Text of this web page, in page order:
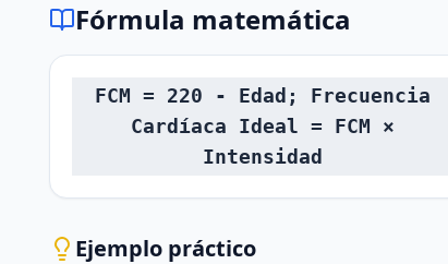
Fórmula matemática
FCM = 220 - Edad; Frecuencia
Cardíaca Ideal = FCM ×
Intensidad
Ejemplo práctico